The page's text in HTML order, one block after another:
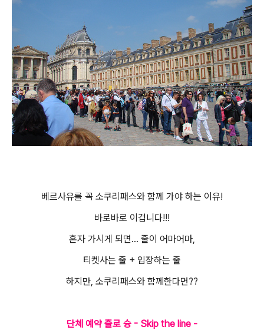
베르사유를 꼭 소쿠리패스와 함께 가야 하는 이유!
바로바로 이겁니다!!!
혼자 가시게 되면... 줄이 어마어마,
티켓사는 줄 + 입장하는 줄
하지만, 소쿠리패스와 함께한다면??
단쳬 예약 줄로 슝 - Skip the line -